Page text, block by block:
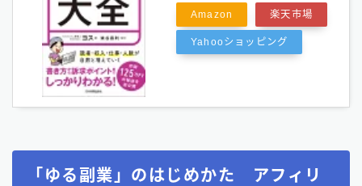
Amazon 楽天市場
Yahooショッピング
「ゆる副業」のはじめかた アフィリ